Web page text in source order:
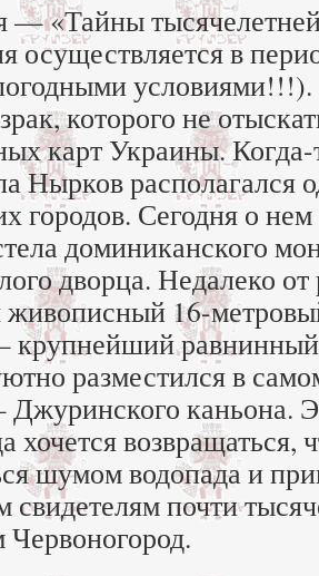
— «Тайны
осуществляется в
которого не
карт Украины. Когда-
Нырков располагался
городов. Сегодня о
доминиканского
дворца. Недалеко
живописный 16-
крупнейший
разместился в
каньона.
хочется возвращаться,
шумом водопада и
свидетелям почти
Червоногород.